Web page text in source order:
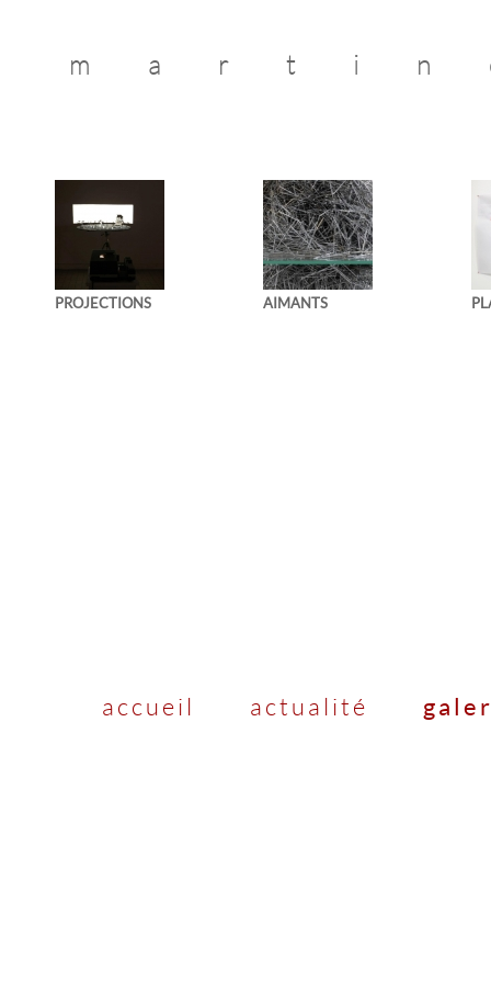
PROJECTIONS AIMANTS
accueil actualité